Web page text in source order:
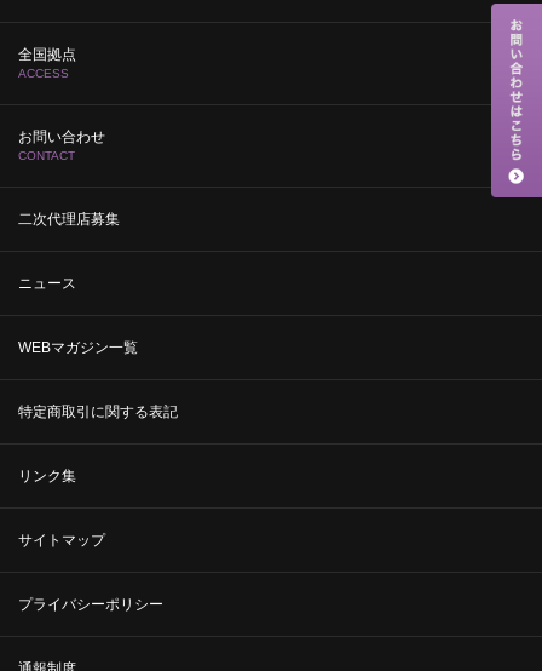
全国拠点
ACCESS
お問い合わせ
CONTACT
二次代理店募集
ニュース
WEBマガジン一覧
特定商取引に関する表記
リンク集
サイトマップ
プライバシーポリシー